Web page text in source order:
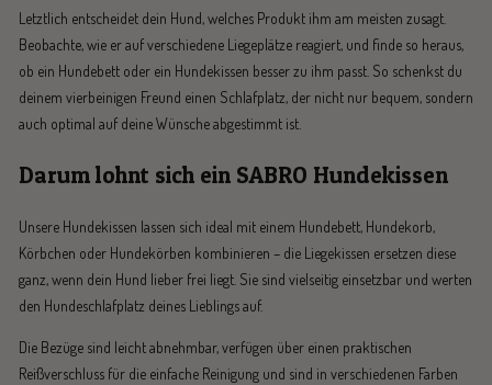
Letztlich entscheidet dein Hund, welches Produkt ihm am meisten zusagt.
Beobachte, wie er auf verschiedene Liegeplätze reagiert, und finde so heraus,
ob ein Hundebett oder ein Hundekissen besser zu ihm passt. So schenkst du
deinem vierbeinigen Freund einen Schlafplatz, der nicht nur bequem, sondern
auch optimal auf deine Wünsche abgestimmt ist.
Darum lohnt sich ein SABRO Hundekissen
Unsere Hundekissen lassen sich ideal mit einem Hundebett, Hundekorb,
Körbchen oder Hundekörben kombinieren – die Liegekissen ersetzen diese
ganz, wenn dein Hund lieber frei liegt. Sie sind vielseitig einsetzbar und werten
den Hundeschlafplatz deines Lieblings auf.
Die Bezüge sind leicht abnehmbar, verfügen über einen praktischen
Reißverschluss für die einfache Reinigung und sind in verschiedenen Farben